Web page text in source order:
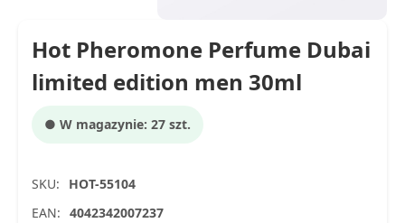
Hot Pheromone Perfume Dubai
limited edition men 30ml
● W magazynie: 27 szt.
SKU:
HOT-55104
EAN: 4042342007237